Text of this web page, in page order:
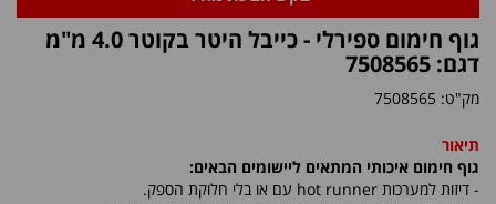
גוף חימום ספירלי - כייבל היטר בקוטר 4.0 מ"מ
דגם: 7508565
מק"ט: 7508565
תיאור
גוף חימום איכותי המתאים ליישומים הבאים:
- דיזות למערכות hot runner עם או בלי חלוקת הספק.